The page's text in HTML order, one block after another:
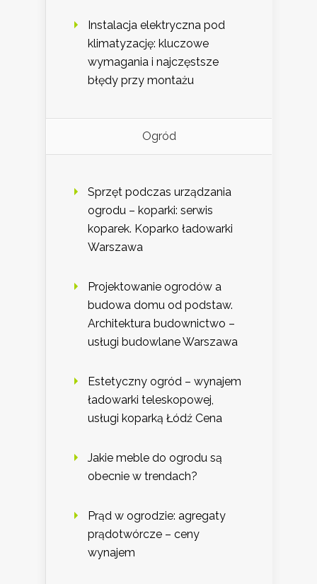
Instalacja elektryczna pod
klimatyzację: kluczowe
wymagania i najczęstsze
błędy przy montażu
Ogród
Sprzęt podczas urządzania
ogrodu – koparki: serwis
koparek. Koparko ładowarki
Warszawa
Projektowanie ogrodów a
budowa domu od podstaw.
Architektura budownictwo –
usługi budowlane Warszawa
Estetyczny ogród – wynajem
ładowarki teleskopowej,
usługi koparką Łódź Cena
Jakie meble do ogrodu są
obecnie w trendach?
Prąd w ogrodzie: agregaty
prądotwórcze – ceny
wynajem